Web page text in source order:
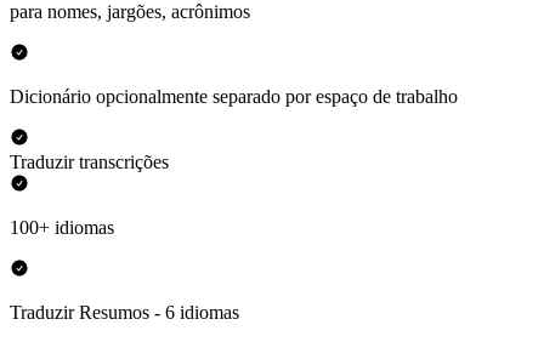
para nomes, jargões, acrônimos
Dicionário opcionalmente separado por espaço de trabalho
Traduzir transcrições
100+ idiomas
Traduzir Resumos - 6 idiomas